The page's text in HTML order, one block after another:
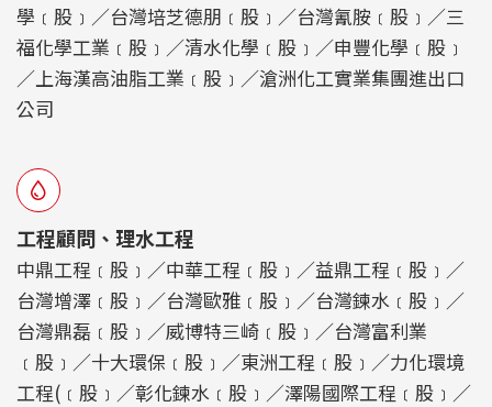
學﹝股﹞／台灣培芝德朋﹝股﹞／台灣氰胺﹝股﹞／三
福化學工業﹝股﹞／清水化學﹝股﹞／申豐化學﹝股﹞
／上海漢高油脂工業﹝股﹞／滄洲化工實業集團進出口
公司
工程顧問、理水工程
中鼎工程﹝股﹞／中華工程﹝股﹞／益鼎工程﹝股﹞／
台灣增澤﹝股﹞／台灣歐雅﹝股﹞／台灣鍊水﹝股﹞／
台灣鼎磊﹝股﹞／威博特三崎﹝股﹞／台灣富利業
﹝股﹞／十大環保﹝股﹞／東洲工程﹝股﹞／力化環境
工程(﹝股﹞／彰化鍊水﹝股﹞／澤陽國際工程﹝股﹞／